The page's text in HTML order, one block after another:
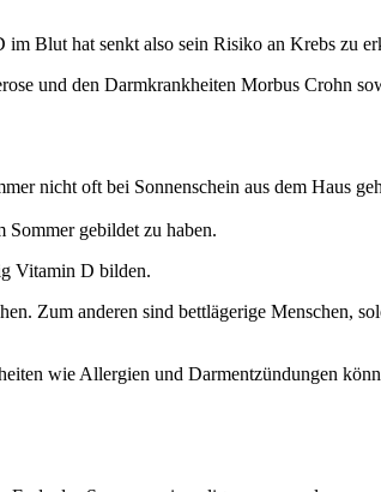
Blut hat senkt also sein Risiko an Krebs zu
und den Darmkrankheiten Morbus Crohn
nicht oft bei Sonnenschein aus dem Haus
gebildet zu haben.
Vitamin D bilden.
Zum anderen sind bettlägerige Menschen,
wie Allergien und Darmentzündungen